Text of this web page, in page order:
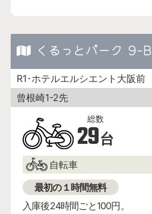
くるっとパーク 9-B
R1･ホテルエルシエント大阪前
曾根崎1-2先
29台
自転車
最初の１時間無料
入庫後24時間ごと100円。